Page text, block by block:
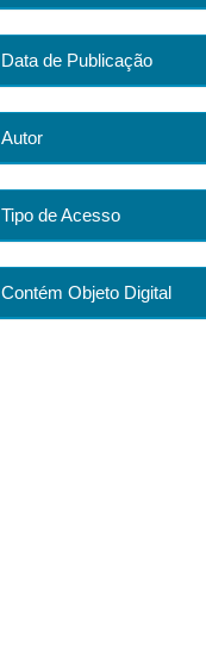
Data de Publicação
Autor
Tipo de Acesso
Contém Objeto Digital